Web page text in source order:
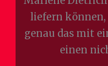
liefern
genau das mit
einen